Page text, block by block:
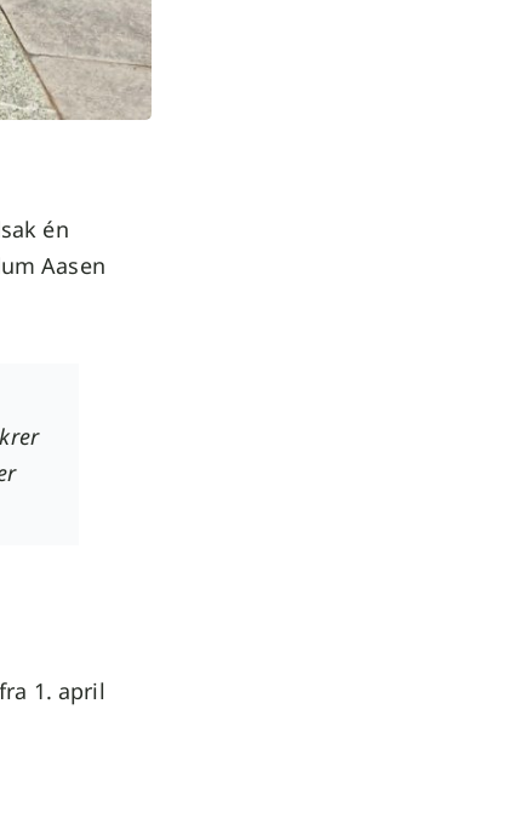
én
Aasen
1. april